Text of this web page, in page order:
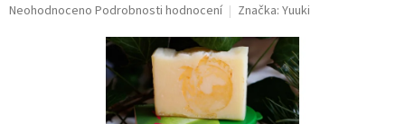
Průměrné
Neohodnoceno Podrobnosti hodnocení Značka: Yuuki